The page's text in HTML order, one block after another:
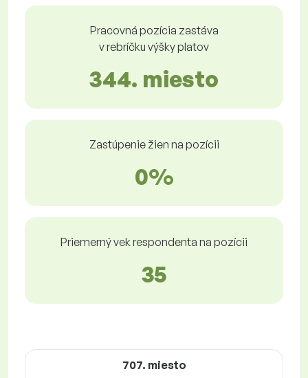
Pracovná pozícia zastáva
v rebríčku výšky platov
344. miesto
Zastúpenie žien na pozícii
0%
Priemerný vek respondenta na pozícii
35
707. miesto